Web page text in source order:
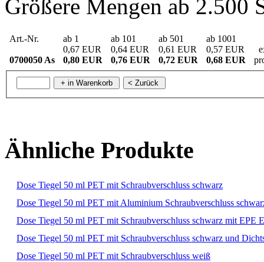
Größere Mengen ab 2.500
Art.-Nr.
0700050 As
ab 1
0,67 EUR
0,80 EUR
ab 101
0,64 EUR
0,76 EUR
ab 501
0,61 EUR
0,72 EUR
ab 1001
0,57 EUR
0,68 EUR
Ähnliche Produkte
Dose Tiegel 50 ml PET mit Schraubverschluss schwarz
Dose Tiegel 50 ml PET mit Aluminium Schraubverschluss
Dose Tiegel 50 ml PET mit Schraubverschluss schwarz mit EPE
Dose Tiegel 50 ml PET mit Schraubverschluss schwarz und
Dose Tiegel 50 ml PET mit Schraubverschluss weiß